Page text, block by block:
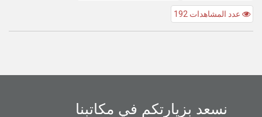
عدد المشاهدات 192
نسعد بزيارتكم في مكاتبنا